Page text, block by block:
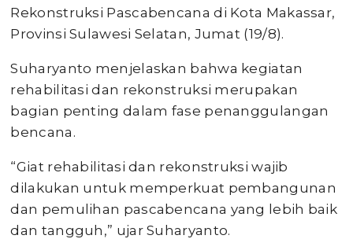
Rekonstruksi Pascabencana di Kota Makassar,
Provinsi Sulawesi Selatan, Jumat (19/8).
Suharyanto menjelaskan bahwa kegiatan
rehabilitasi dan rekonstruksi merupakan
bagian penting dalam fase penanggulangan
bencana.
“Giat rehabilitasi dan rekonstruksi wajib
dilakukan untuk memperkuat pembangunan
dan pemulihan pascabencana yang lebih baik
dan tangguh,” ujar Suharyanto.